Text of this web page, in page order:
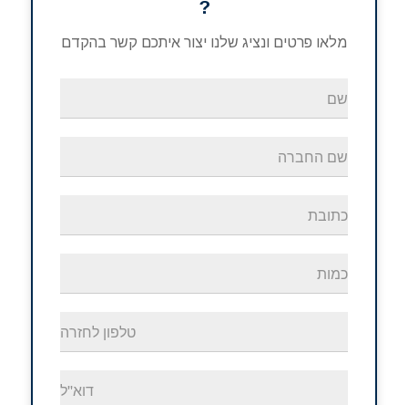
?
מלאו פרטים ונציג שלנו יצור איתכם קשר בהקדם